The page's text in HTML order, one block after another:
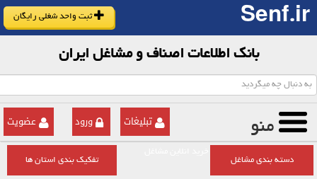
Senf.ir ثبت واحد شغلی رایگان
بانک اطلاعات اصناف و مشاغل ایران
منو عضویت ورود تبلیغات
دسته بندی مشاغل
تفکیک بندی استان ها